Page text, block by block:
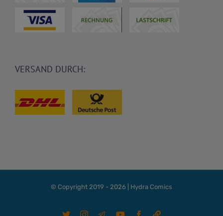
VERSAND DURCH:
© Copyright 2019 - 2026 | Hydra Comics
X Instagram
TelegramYouTubeFacebookLinktree